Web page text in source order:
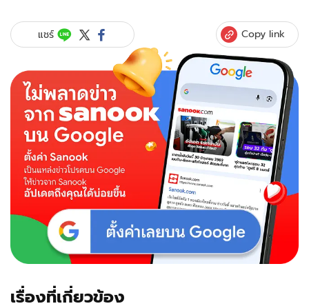
แชร์ Copy link
เรื่องที่เกี่ยวข้อง